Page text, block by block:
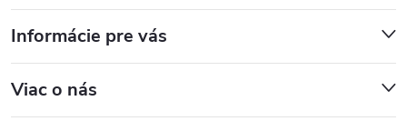
Informácie pre vás
Viac o nás